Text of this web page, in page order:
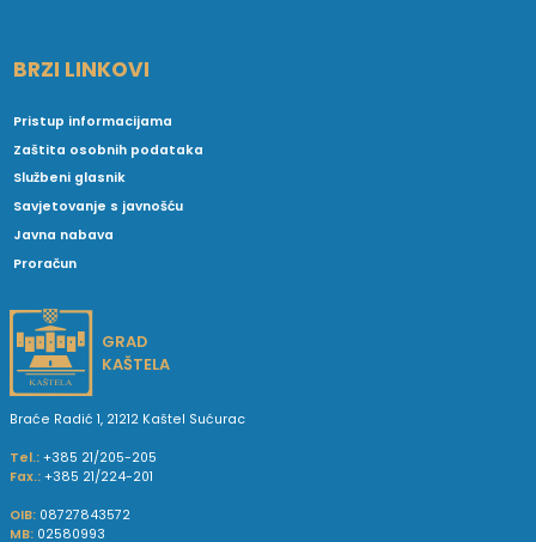
BRZI LINKOVI
Pristup informacijama
Zaštita osobnih podataka
Službeni glasnik
Savjetovanje s javnošću
Javna nabava
Proračun
GRAD
KAŠTELA
Braće Radić 1, 21212 Kaštel Sućurac
Tel.: +385 21/205-205
Fax.: +385 21/224-201
OIB: 08727843572
MB: 02580993